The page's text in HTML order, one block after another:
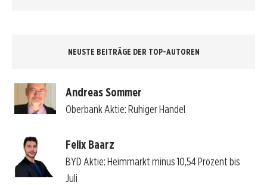
NEUSTE BEITRÄGE DER TOP-AUTOREN
Andreas Sommer
Oberbank Aktie: Ruhiger Handel
Felix Baarz
BYD Aktie: Heimmarkt minus 10,54 Prozent bis
Juli